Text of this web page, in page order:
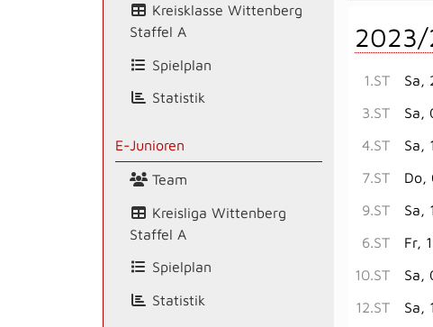
Kreisklasse Wittenberg
Staffel A
Spielplan
Statistik
E-Junioren
Team
Kreisliga Wittenberg
Staffel A
Spielplan
Statistik
2023/
1.ST Sa,
3.ST
Sa,
4.ST
Sa,
7.ST
Do,
9.ST
Sa,
6.ST
Fr,
10.ST
Sa,
12.ST
Sa,